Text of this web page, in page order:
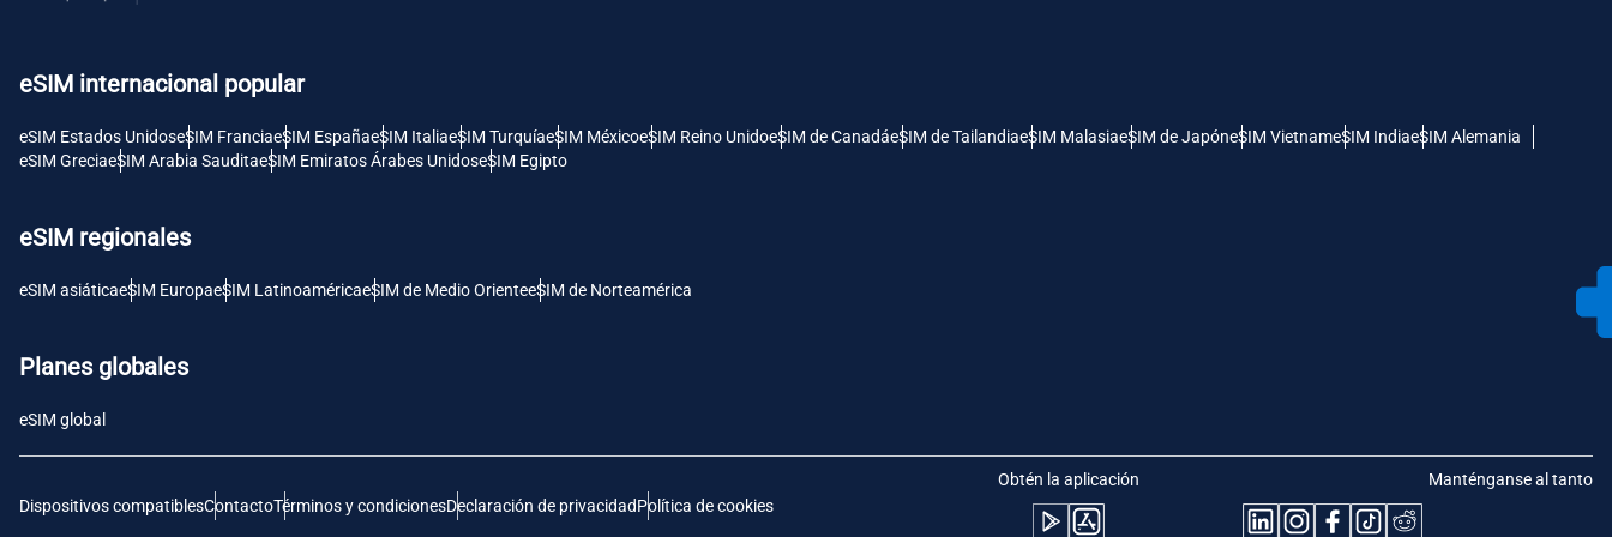
eSIM internacional popular
eSIM Estados UnidoseSIM FranciaeSIM EspañaeSIM ItaliaeSIM TurquíaeSIM MéxicoeSIM Reino UnidoeSIM de CanadáeSIM de TailandiaeSIM MalasiaeSIM de JapóneSIM VietnameSIM IndiaeSIM Alemania
eSIM GreciaeSIM Arabia SauditaeSIM Emiratos Árabes UnidoseSIM Egipto
eSIM regionales
eSIM asiáticaeSIM EuropaeSIM LatinoaméricaeSIM de Medio OrienteeSIM de Norteamérica
Planes globales
eSIM global
Dispositivos compatiblesContactoTérminos y condicionesDeclaración de privacidadPolítica de cookies
Obtén la aplicación Manténganse al tanto
Deutsch
Polski
THB - Baht Tailandés